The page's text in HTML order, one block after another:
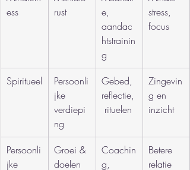
ess
rust
e,
aandac
htstrainin
g
stress,
focus
Spiritueel
Persoonli
jke
verdiepi
ng
Gebed,
reflectie,
rituelen
Zingevin
g en
inzicht
Persoonli
jke
Groei &
doelen
Coachin
g,
Betere
relatie